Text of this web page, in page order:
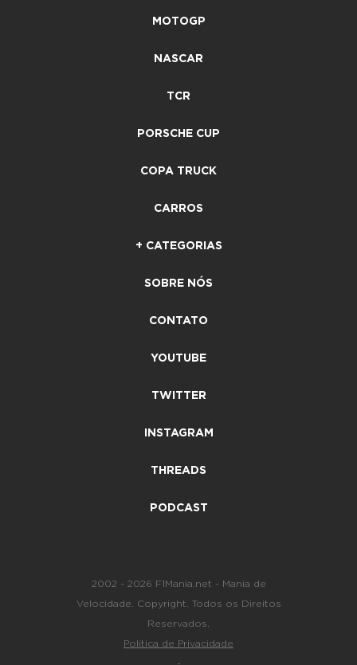
MOTOGP
NASCAR
TCR
PORSCHE CUP
COPA TRUCK
CARROS
+ CATEGORIAS
SOBRE NÓS
CONTATO
YOUTUBE
TWITTER
INSTAGRAM
THREADS
PODCAST
2002 - 2026 F1Mania.net - Mania de
Velocidade. Copyright. Todos os Direitos
Reservados.
Política de Privacidade